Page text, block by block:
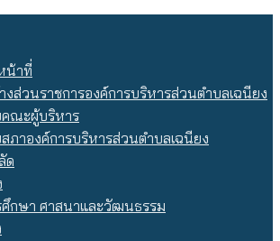
น้าที่
งส่วนราชการองค์การบริหารส่วนตำบลเฉนียง
คณะผู้บริหาร
ภาองค์การบริหารส่วนตำบลเฉนียง
ด
ศึกษา ศาสนาและวัฒนธรรม